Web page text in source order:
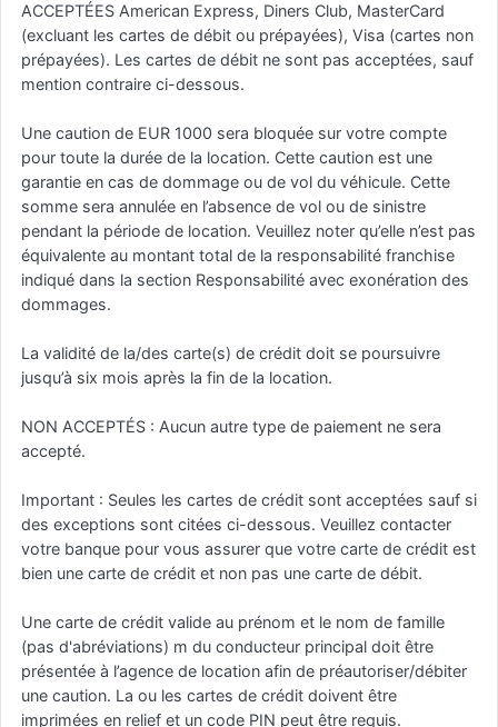
ACCEPTÉES American Express, Diners Club, MasterCard
(excluant les cartes de débit ou prépayées), Visa (cartes non
prépayées). Les cartes de débit ne sont pas acceptées, sauf
mention contraire ci-dessous.
Une caution de EUR 1000 sera bloquée sur votre compte
pour toute la durée de la location. Cette caution est une
garantie en cas de dommage ou de vol du véhicule. Cette
somme sera annulée en l’absence de vol ou de sinistre
pendant la période de location. Veuillez noter qu’elle n’est pas
équivalente au montant total de la responsabilité franchise
indiqué dans la section Responsabilité avec exonération des
dommages.
La validité de la/des carte(s) de crédit doit se poursuivre
jusqu’à six mois après la fin de la location.
NON ACCEPTÉS : Aucun autre type de paiement ne sera
accepté.
Important : Seules les cartes de crédit sont acceptées sauf si
des exceptions sont citées ci-dessous. Veuillez contacter
votre banque pour vous assurer que votre carte de crédit est
bien une carte de crédit et non pas une carte de débit.
Une carte de crédit valide au prénom et le nom de famille
(pas d'abréviations) m du conducteur principal doit être
présentée à l’agence de location afin de préautoriser/débiter
une caution. La ou les cartes de crédit doivent être
imprimées en relief et un code PIN peut être requis.